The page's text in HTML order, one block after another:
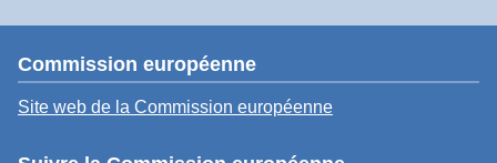
Commission européenne
Site web de la Commission européenne